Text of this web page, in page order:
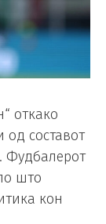
откако
од составот
Фудбалерот
што
кон